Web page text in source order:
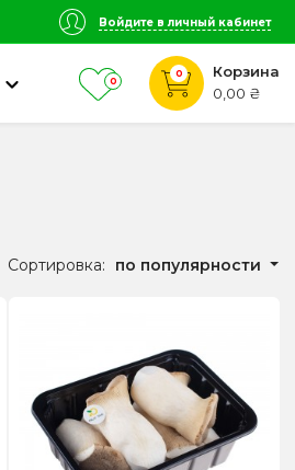
Войдите в личный кабинет
0
0
Корзина
0,00 ₴
Сортировка: по популярности